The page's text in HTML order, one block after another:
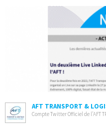
AFT TRANSPORT &
Compte Twitter Officiel de l’AFT